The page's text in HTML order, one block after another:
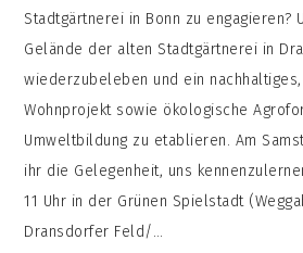
Stadtgärtnerei in Bonn zu engagieren?
Gelände der alten Stadtgärtnerei in
wiederzubeleben und ein
Wohnprojekt sowie ökologische
Umweltbildung zu etablieren. Am
ihr die Gelegenheit, uns
11 Uhr in der Grünen Spielstadt
Dransdorfer Feld/…